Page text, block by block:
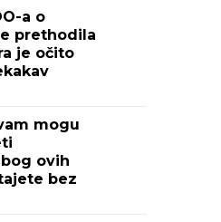
a o
prethodila
je očito
mogu
ovih
bez